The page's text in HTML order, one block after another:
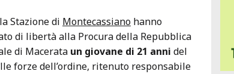
Stazione di Montecassiano hanno
di libertà alla Procura della Repubblica
di Macerata un giovane di 21 anni del
forze dell’ordine, ritenuto responsabile